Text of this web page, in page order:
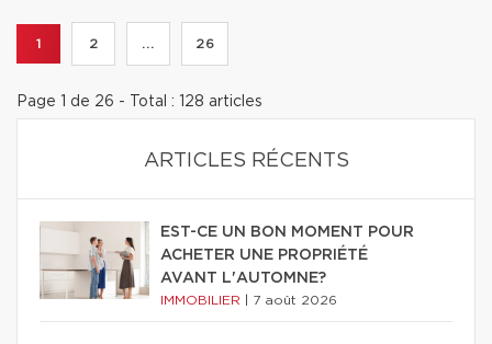
1 2 ... 26
Page 1 de 26 - Total : 128 articles
ARTICLES RÉCENTS
EST-CE UN BON MOMENT POUR
ACHETER UNE PROPRIÉTÉ
AVANT L'AUTOMNE?
IMMOBILIER 7 août 2026